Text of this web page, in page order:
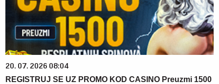
20. 07. 2026 08:04
REGISTRUJ SE UZ PROMO KOD CASINO Preuzmi 1500